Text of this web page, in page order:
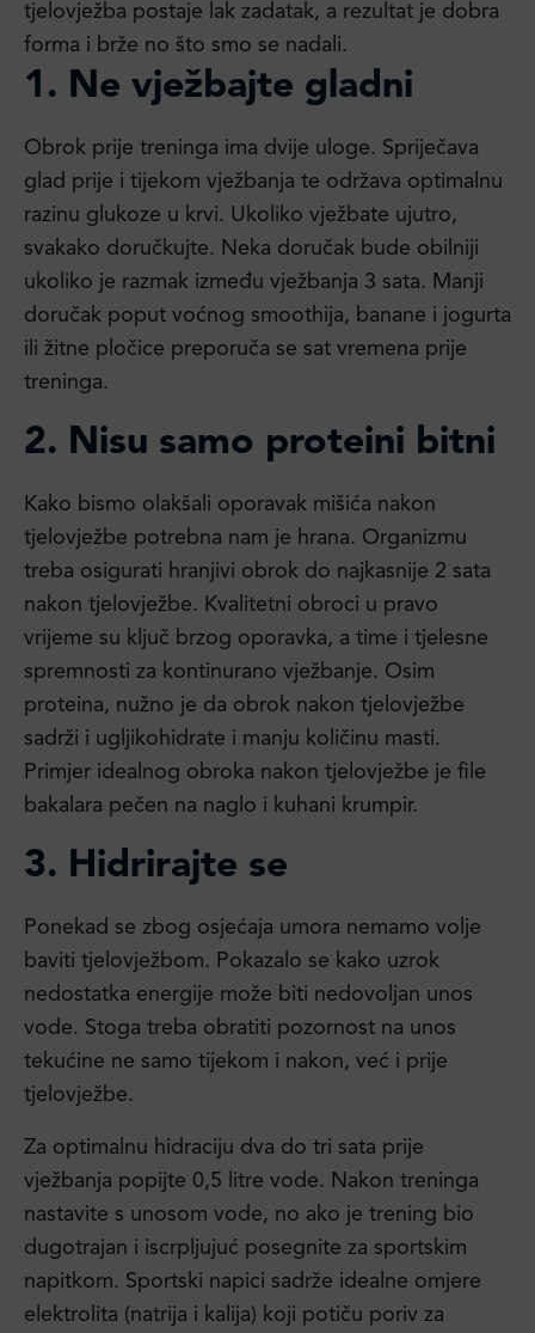
tjelovježba postaje lak zadatak, a rezultat je dobra
forma i brže no što smo se nadali.
1. Ne vježbajte gladni
Obrok prije treninga ima dvije uloge. Spriječava
glad prije i tijekom vježbanja te održava optimalnu
razinu glukoze u krvi. Ukoliko vježbate ujutro,
svakako doručkujte. Neka doručak bude obilniji
ukoliko je razmak između vježbanja 3 sata. Manji
doručak poput voćnog smoothija, banane i jogurta
ili žitne pločice preporuča se sat vremena prije
treninga.
2. Nisu samo proteini bitni
Kako bismo olakšali oporavak mišića nakon
tjelovježbe potrebna nam je hrana. Organizmu
treba osigurati hranjivi obrok do najkasnije 2 sata
nakon tjelovježbe. Kvalitetni obroci u pravo
vrijeme su ključ brzog oporavka, a time i tjelesne
spremnosti za kontinurano vježbanje. Osim
proteina, nužno je da obrok nakon tjelovježbe
sadrži i ugljikohidrate i manju količinu masti.
Primjer idealnog obroka nakon tjelovježbe je file
bakalara pečen na naglo i kuhani krumpir.
3. Hidrirajte se
Ponekad se zbog osjećaja umora nemamo volje
baviti tjelovježbom. Pokazalo se kako uzrok
nedostatka energije može biti nedovoljan unos
vode. Stoga treba obratiti pozornost na unos
tekućine ne samo tijekom i nakon, već i prije
tjelovježbe.
Za optimalnu hidraciju dva do tri sata prije
vježbanja popijte 0,5 litre vode. Nakon treninga
nastavite s unosom vode, no ako je trening bio
dugotrajan i iscrpljujuć posegnite za sportskim
napitkom. Sportski napici sadrže idealne omjere
elektrolita (natrija i kalija) koji potiču poriv za